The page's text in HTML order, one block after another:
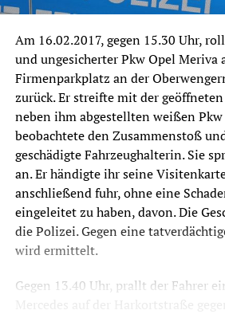
Am 16.02.2017, gegen 15.30 Uhr,
und ungesicherter Pkw Opel Meriva
Firmenparkplatz an der
zurück. Er streifte mit der
neben ihm abgestellten weißen Pkw
beobachtete den Zusammenstoß
geschädigte Fahrzeughalterin. Sie
an. Er händigte ihr seine
anschließend fuhr, ohne eine
eingeleitet zu haben, davon. Die
die Polizei. Gegen eine
wird ermittelt.
Gegen 13.40 Uhr, prallt der Fahrer